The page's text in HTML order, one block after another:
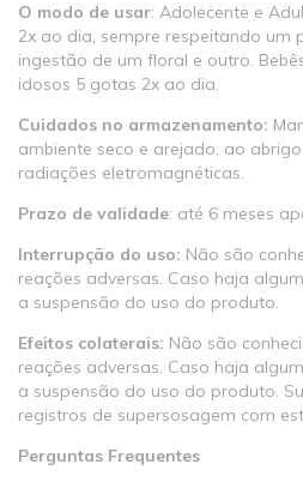
O modo de usar: Adolecente e
2x ao dia, sempre respeitando um
ingestão de um floral e outro.
idosos 5 gotas 2x ao dia.
Cuidados no armazenamento:
ambiente seco e arejado, ao
radiações eletromagnéticas.
Prazo de validade: até 6 meses
Interrupção do uso: Não são
reações adversas. Caso haja
a suspensão do uso do produto.
Efeitos colaterais: Não são
reações adversas. Caso haja
a suspensão do uso do produto.
registros de supersosagem com
Perguntas Frequentes